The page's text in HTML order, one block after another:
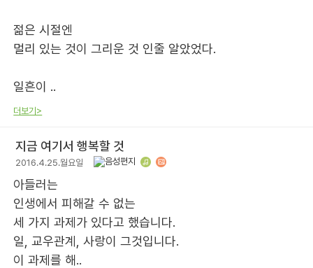
젊은 시절엔
멀리 있는 것이 그리운 것 인줄 알았었다.
일흔이 ..
더보기>
지금 여기서 행복할 것
2016.4.25.월요일
아들러는
인생에서 피해갈 수 없는
세 가지 과제가 있다고 했습니다.
일, 교우관계, 사랑이 그것입니다.
이 과제를 해..